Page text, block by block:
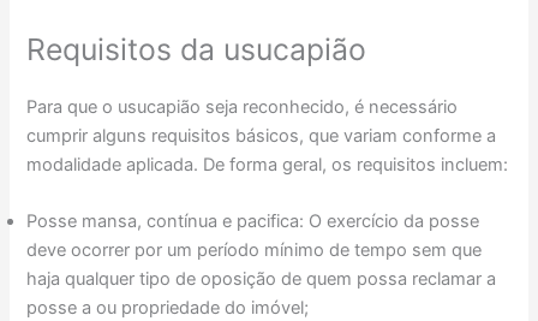
Requisitos da usucapião
Para que o usucapião seja reconhecido, é necessário
cumprir alguns requisitos básicos, que variam conforme a
modalidade aplicada. De forma geral, os requisitos incluem:
Posse mansa, contínua e pacifica: O exercício da posse
deve ocorrer por um período mínimo de tempo sem que
haja qualquer tipo de oposição de quem possa reclamar a
posse a ou propriedade do imóvel;